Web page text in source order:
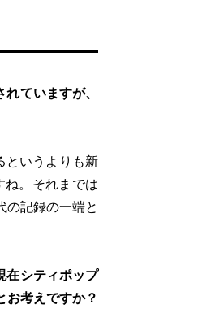
ていますが、
というよりも新
ね。それまでは
の記録の一端と
在シティポップ
お考えですか？